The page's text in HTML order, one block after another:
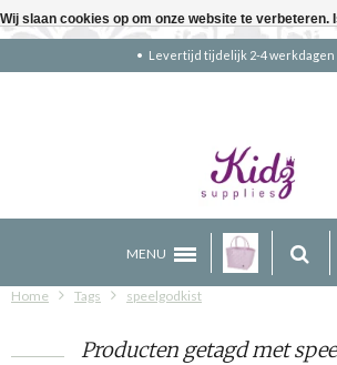
Levertijd tijdelijk 2-4 werkdagen
MENU
Home Tags speelgodkist
Producten getagd met
Wij slaan cookies op om onze website te verbeteren.